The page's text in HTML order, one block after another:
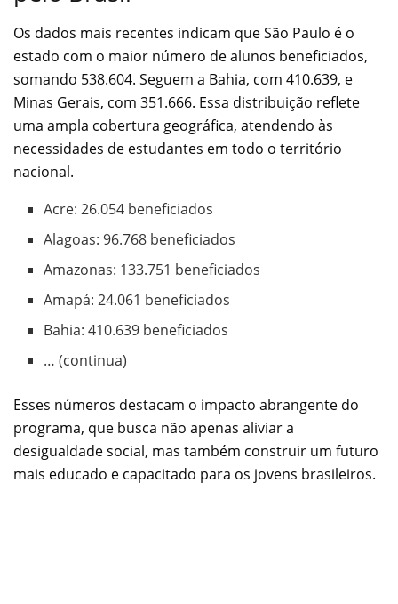
Os dados mais recentes indicam que São Paulo é o
estado com o maior número de alunos beneficiados,
somando 538.604. Seguem a Bahia, com 410.639, e
Minas Gerais, com 351.666. Essa distribuição reflete
uma ampla cobertura geográfica, atendendo às
necessidades de estudantes em todo o território
nacional.
Acre: 26.054 beneficiados
Alagoas: 96.768 beneficiados
Amazonas: 133.751 beneficiados
Amapá: 24.061 beneficiados
Bahia: 410.639 beneficiados
… (continua)
Esses números destacam o impacto abrangente do
programa, que busca não apenas aliviar a
desigualdade social, mas também construir um futuro
mais educado e capacitado para os jovens brasileiros.